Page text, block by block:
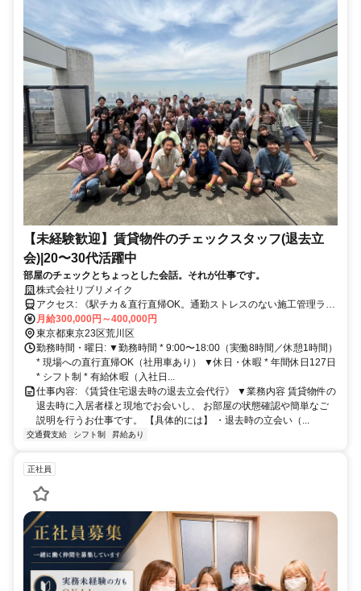
【未経験歓迎】賃貸物件のチェックスタッフ(退去立
会)|20〜30代活躍中
部屋のチェックとちょっとした会話。それが仕事です。
株式会社リブリメイク
アクセス: 《駅チカ＆直行直帰OK。通勤ストレスのない施工管理ライ
フを。》⁡ * 東京メトロ千代田線/京成本線「町屋駅」から900m * 都電
荒川線「東尾久三丁目駅」徒歩30秒 * 現場への直行直帰OK（社用車
あり） * 自転車通勤可（駐輪場完備） * 駅から徒歩圏内で通勤便利
月給300,000円～400,000円
東京都東京23区荒川区
勤務時間・曜日: ▼勤務時間 * 9:00〜18:00（実働8時間／休憩1時間）
* 現場への直行直帰OK（社用車あり） ▼休日・休暇 * 年間休日127日
* シフト制 * 有給休暇（入社日...
仕事内容: 《賃貸住宅退去時の退去立会代行》 ▼業務内容 賃貸物件の
退去時に入居者様と現地でお会いし、 お部屋の状態確認や簡単なご
説明を行うお仕事です。 【具体的には】 ・退去時の立会い（...
交通費支給 シフト制 昇給あり
正社員